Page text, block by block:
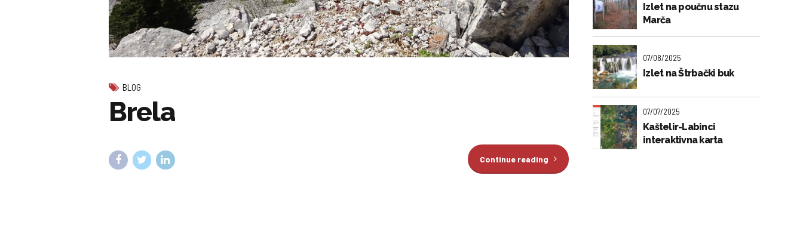
BLOG
Brela
Continue reading
Izlet na poučnu stazu
Marča
07/08/2025
Izlet na Štrbački buk
07/07/2025
Kaštelir-Labinci
interaktivna karta